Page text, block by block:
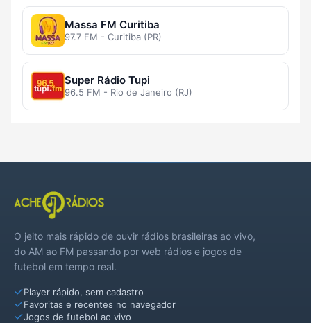
Massa FM Curitiba
97.7 FM - Curitiba (PR)
Super Rádio Tupi
96.5 FM - Rio de Janeiro (RJ)
O jeito mais rápido de ouvir rádios brasileiras ao vivo,
do AM ao FM passando por web rádios e jogos de
futebol em tempo real.
Player rápido, sem cadastro
Favoritas e recentes no navegador
Jogos de futebol ao vivo